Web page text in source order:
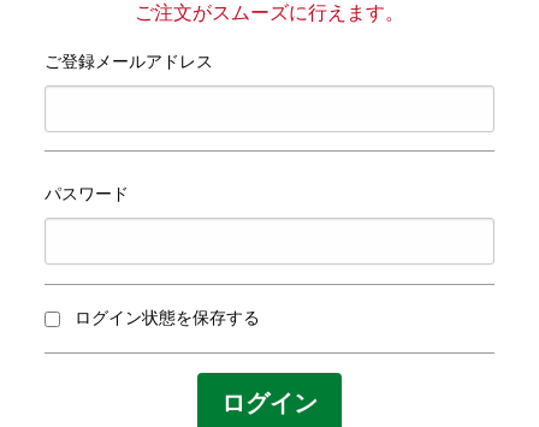
サイトマップご注文がスムーズに行えます。
ご登録メールアドレス
パスワード
ログイン状態を保存する